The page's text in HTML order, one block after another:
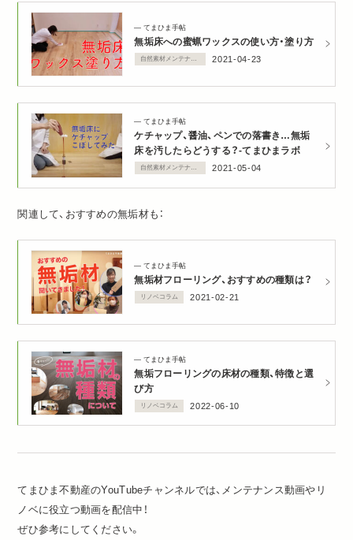
てまひま手帖
無垢床への蜜蝋ワックスの使い方・塗り方
自然素材メンテナンス 2021-04-23
てまひま手帖
ケチャップ、醤油、ペンでの落書き…無垢
床を汚したらどうする？‐てまひまラボ
自然素材メンテナンス 2021-05-04
関連して、おすすめの無垢材も：
てまひま手帖
無垢材フローリング、おすすめの種類は？
リノベコラム 2021-02-21
てまひま手帖
無垢フローリングの床材の種類、特徴と選
び方
リノベコラム 2022-06-10
てまひま不動産のYouTubeチャンネルでは、メンテナンス動画やリ
ノベに役立つ動画を配信中！
ぜひ参考にしてください。